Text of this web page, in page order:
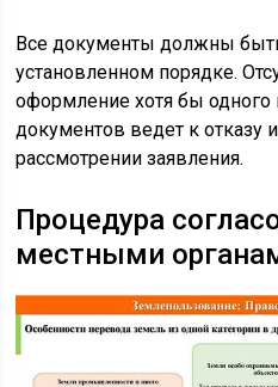
Все документы должны
установленном порядке.
оформление хотя бы одного
документов ведет к отказу
рассмотрении заявления.
Процедура
местными